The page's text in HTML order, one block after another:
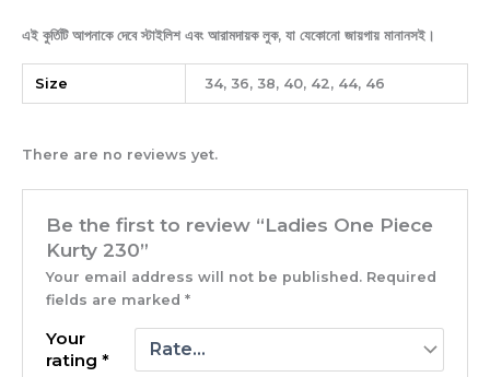
এই কুর্তিটি আপনাকে দেবে স্টাইলিশ এবং আরামদায়ক লুক, যা যেকোনো জায়গায় মানানসই।
Size 34, 36, 38, 40, 42, 44, 46
There are no reviews yet.
Be the first to review “Ladies One Piece
Kurty 230”
Your email address will not be published. Required
fields are marked*
Your
rating*